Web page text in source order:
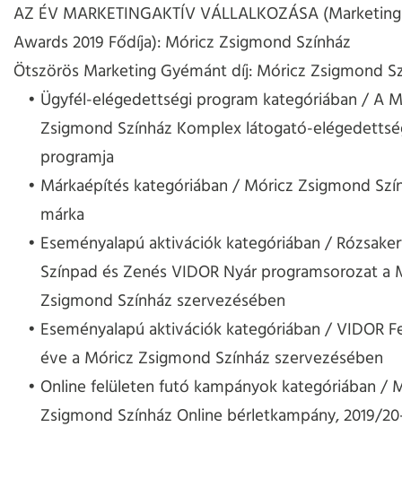
AZ ÉV MARKETINGAKTÍV VÁLLALKOZÁSA
Awards 2019 Fődíja): Móricz Zsigmond Színház
Ötszörös Marketing Gyémánt díj: Móricz Zsigmond
Ügyfél-elégedettségi program kategóriában / A
Zsigmond Színház Komplex látogató-
programja
Márkaépítés kategóriában / Móricz Zsigmond
márka
Eseményalapú aktivációk kategóriában /
Színpad és Zenés VIDOR Nyár programsorozat a
Zsigmond Színház szervezésében
Eseményalapú aktivációk kategóriában / VIDOR
éve a Móricz Zsigmond Színház szervezésében
Online felületen futó kampányok kategóriában /
Zsigmond Színház Online bérletkampány, 2019/